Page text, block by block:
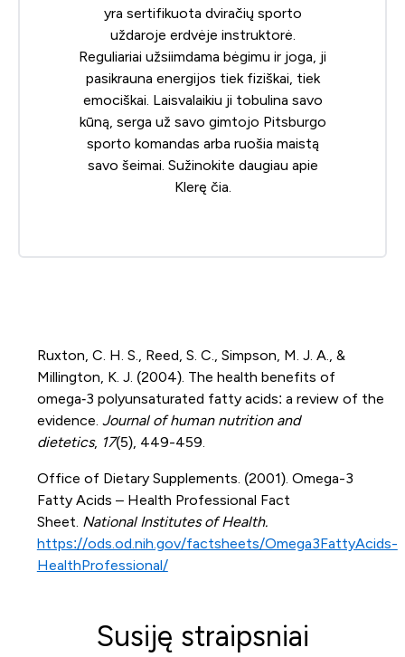
yra sertifikuota dviračių sporto
uždaroje erdvėje instruktorė.
Reguliariai užsiimdama bėgimu ir joga, ji
pasikrauna energijos tiek fiziškai, tiek
emociškai. Laisvalaikiu ji tobulina savo
kūną, serga už savo gimtojo Pitsburgo
sporto komandas arba ruošia maistą
savo šeimai. Sužinokite daugiau apie
Klerę čia
Ruxton, C. H. S., Reed, S. C., Simpson, M. J. A., &
Millington, K. J. (2004). The health benefits of
omega‐3 polyunsaturated fatty acids: a review of the
evidence. Journal of human nutrition and
dietetics, 17(5), 449-459.
Office of Dietary Supplements. (2001). Omega-3
Fatty Acids – Health Professional Fact
Sheet. National Institutes of Health.
https://ods.od.nih.gov/factsheets/Omega3FattyAcids-
HealthProfessional/
Susiję straipsniai